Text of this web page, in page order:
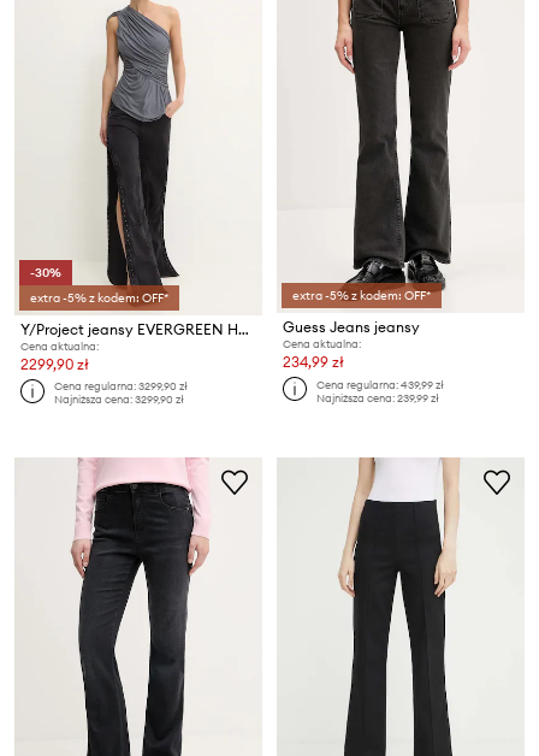
-30%
extra -5% z kodem: OFF*
Y/Project jeansy EVERGREEN HOOK AND EYE SLIM JEANS
Cena aktualna:
2299,90 zł
Cena regularna:3299,90 zł
Najniższa cena:3299,90 zł
extra -5% z kodem: OFF*
Guess Jeans jeansy
Cena aktualna:
234,99 zł
Cena regularna:439,99 zł
Najniższa cena:239,99 zł